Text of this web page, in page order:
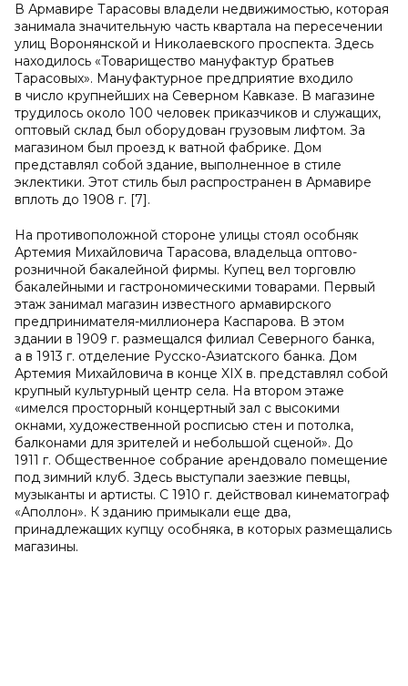
В Армавире Тарасовы владели недвижимостью, которая
занимала значительную часть квартала на пересечении
улиц Воронянской и Николаевского проспекта. Здесь
находилось «Товарищество мануфактур братьев
Тарасовых». Мануфактурное предприятие входило
в число крупнейших на Северном Кавказе. В магазине
трудилось около 100 человек приказчиков и служащих,
оптовый склад был оборудован грузовым лифтом. За
магазином был проезд к ватной фабрике. Дом
представлял собой здание, выполненное в стиле
эклектики. Этот стиль был распространен в Армавире
вплоть до 1908 г. [7].
На противоположной стороне улицы стоял особняк
Артемия Михайловича Тарасова, владельца оптово-
розничной бакалейной фирмы. Купец вел торговлю
бакалейными и гастрономическими товарами. Первый
этаж занимал магазин известного армавирского
предпринимателя-миллионера Каспарова. В этом
здании в 1909 г. размещался филиал Северного банка,
а в 1913 г. отделение Русско-Азиатского банка. Дом
Артемия Михайловича в конце XIX в. представлял собой
крупный культурный центр села. На втором этаже
«имелся просторный концертный зал с высокими
окнами, художественной росписью стен и потолка,
балконами для зрителей и небольшой сценой». До
1911 г. Общественное собрание арендовало помещение
под зимний клуб. Здесь выступали заезжие певцы,
музыканты и артисты. С 1910 г. действовал кинематограф
«Аполлон». К зданию примыкали еще два,
принадлежащих купцу особняка, в которых размещались
магазины.